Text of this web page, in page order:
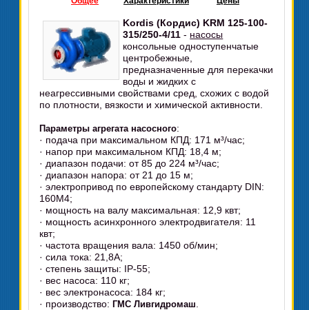
Kordis (Кордис) KRM 125-100-
315/250-4/11 - насосы
консольные одноступенчатые
центробежные,
предназначенные для перекачки
воды и жидких с
неагрессивными свойствами сред, схожих с водой
по плотности, вязкости и химической активности.
Параметры агрегата насосного:
· подача при максимальном КПД: 171 м³/час;
· напор при максимальном КПД: 18,4 м;
· диапазон подачи: от 85 до 224 м³/час;
· диапазон напора: от 21 до 15 м;
· электропривод по европейскому стандарту DIN:
160M4;
· мощность на валу максимальная: 12,9 квт;
· мощность асинхронного электродвигателя: 11
квт;
· частота вращения вала: 1450 об/мин;
· сила тока: 21,8А;
· степень защиты: IP-55;
· вес насоса: 110 кг;
· вес электронасоса: 184 кг;
· производство:ГМС Ливгидромаш